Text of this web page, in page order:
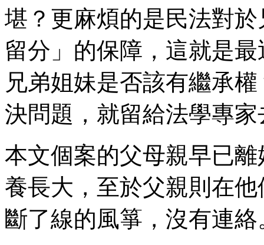
堪？更麻煩的是民法對
留分」的保障，這就是
兄弟姐妹是否該有繼承
決問題，就留給法學專
本文個案的父母親早已
養長大，至於父親則在
斷了線的風箏，沒有連絡